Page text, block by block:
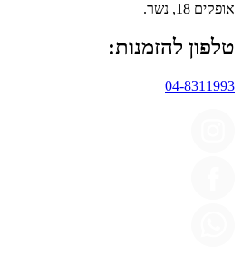
אופקים 18, נשר.
טלפון להזמנות:
04-8311993